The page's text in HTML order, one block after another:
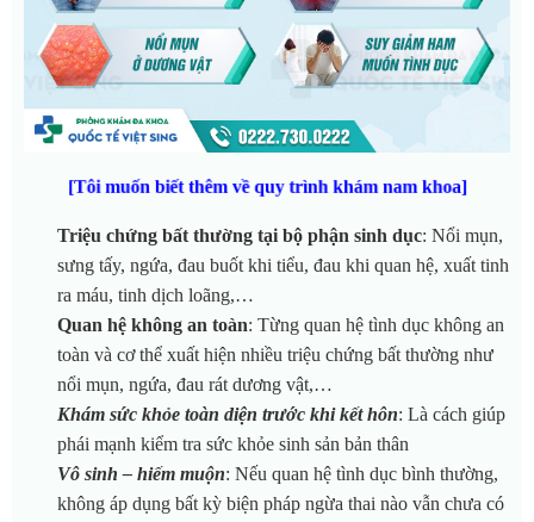
[Tôi muốn biết thêm về quy trình khám nam khoa]
Triệu chứng bất thường tại bộ phận sinh dục: Nổi mụn,
sưng tấy, ngứa, đau buốt khi tiểu, đau khi quan hệ, xuất tinh
ra máu, tinh dịch loãng,…
Quan hệ không an toàn: Từng quan hệ tình dục không an
toàn và cơ thể xuất hiện nhiều triệu chứng bất thường như
nổi mụn, ngứa, đau rát dương vật,…
Khám sức khỏe toàn diện trước khi kết hôn: Là cách giúp
phái mạnh kiểm tra sức khỏe sinh sản bản thân
Vô sinh – hiếm muộn: Nếu quan hệ tình dục bình thường,
không áp dụng bất kỳ biện pháp ngừa thai nào vẫn chưa có